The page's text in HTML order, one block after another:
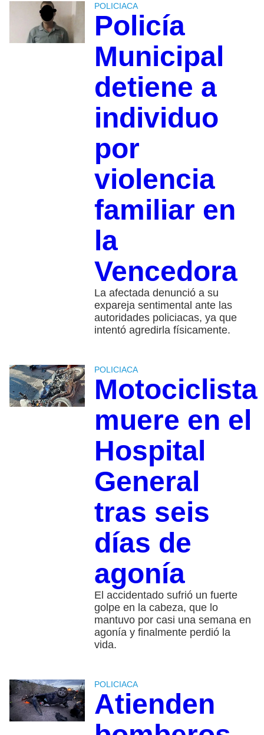
POLICIACA
Policía
Municipal
detiene a
individuo
por
violencia
familiar en
la
Vencedora
La afectada denunció a su
expareja sentimental ante las
autoridades policiacas, ya que
intentó agredirla físicamente.
POLICIACA
Motociclista
muere en el
Hospital
General
tras seis
días de
agonía
El accidentado sufrió un fuerte
golpe en la cabeza, que lo
mantuvo por casi una semana en
agonía y finalmente perdió la
vida.
POLICIACA
Atienden